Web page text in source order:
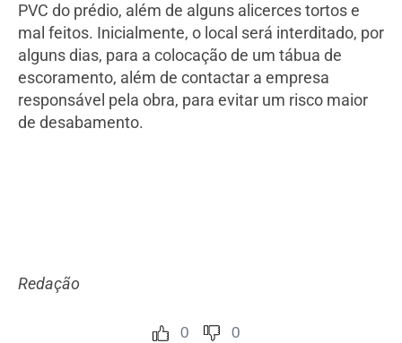
PVC do prédio, além de alguns alicerces tortos e
mal feitos. Inicialmente, o local será interditado, por
alguns dias, para a colocação de um tábua de
escoramento, além de contactar a empresa
responsável pela obra, para evitar um risco maior
de desabamento.
Redação
0 0